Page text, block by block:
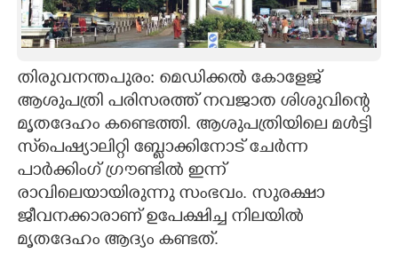
CARTOONS
ZOOM
CONTACT US
തിരുവനന്തപുരം: മെഡിക്കൽ കോളേജ്
ആശുപത്രി പരിസരത്ത് നവജാത ശിശുവിന്റെ
മൃതദേഹം കണ്ടെത്തി. ആശുപത്രിയിലെ മൾട്ടി
സ്‌പെഷ്യാലിറ്റി ബ്ളോക്കിനോട് ചേർന്ന
പാർക്കിംഗ് ഗ്രൗണ്ടിൽ ഇന്ന്
രാവിലെയായിരുന്നു സംഭവം. സുരക്ഷാ
ജീവനക്കാരാണ് ഉപേക്ഷിച്ച നിലയിൽ
മൃതദേഹം ആദ്യം കണ്ടത്.